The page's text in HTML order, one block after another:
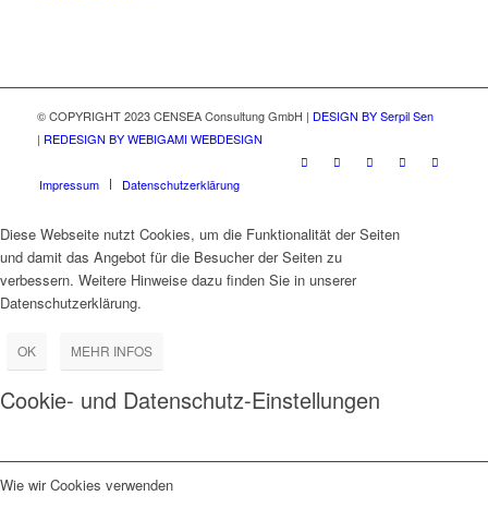
© COPYRIGHT 2023 CENSEA Consultung GmbH | DESIGN BY Serpil Sen
| REDESIGN BY WEBIGAMI WEBDESIGN
Impressum Datenschutzerklärung
Diese Webseite nutzt Cookies, um die Funktionalität der Seiten
und damit das Angebot für die Besucher der Seiten zu
verbessern. Weitere Hinweise dazu finden Sie in unserer
Datenschutzerklärung.
OK MEHR INFOS
Cookie- und Datenschutz-Einstellungen
Wie wir Cookies verwenden